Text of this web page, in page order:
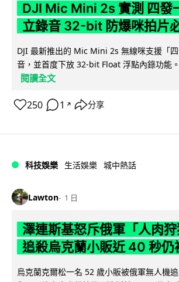
DJI Mic Mini 2s 實測 四發
立錄音 32-bit 防爆咪拍片
DJI 最新推出的 Mic Mini 2s 無線咪支援「
音，並首度下放 32-bit Float 浮點內錄功能
閱讀全文
250 1 ↗ 分享
科技娛樂 生活娛樂 城中熱話
Lawton 1 日
澤連斯基怒斥俄軍「人肉
追殺烏克蘭小販近 40 秒仍
烏克蘭克爾松一名 52 歲小販被俄軍無人機